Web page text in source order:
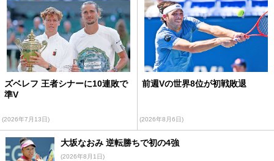
ズベレフ 王者シナーに10連敗で
準V
(2026年7月13日)
前週Vの世界8位が初戦敗退
(2026年8月6日)
大坂なおみ 逆転勝ちで初の4強
(2026年8月1日)